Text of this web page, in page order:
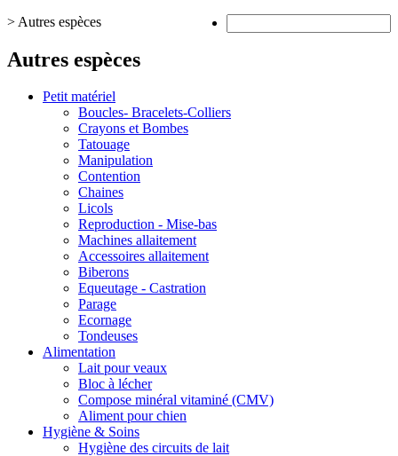
> Autres espèces
Autres espèces
Petit matériel
Boucles- Bracelets-Colliers
Crayons et Bombes
Tatouage
Manipulation
Contention
Chaines
Licols
Reproduction - Mise-bas
Machines allaitement
Accessoires allaitement
Biberons
Equeutage - Castration
Parage
Ecornage
Tondeuses
Alimentation
Lait pour veaux
Bloc à lécher
Compose minéral vitaminé (CMV)
Aliment pour chien
Hygiène & Soins
Hygiène des circuits de lait